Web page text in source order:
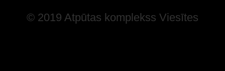
© 2019 Atpūtas komplekss Viesītes